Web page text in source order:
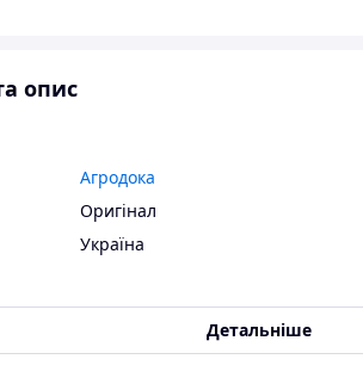
опис
Агродока
Оригінал
Україна
Детальніше